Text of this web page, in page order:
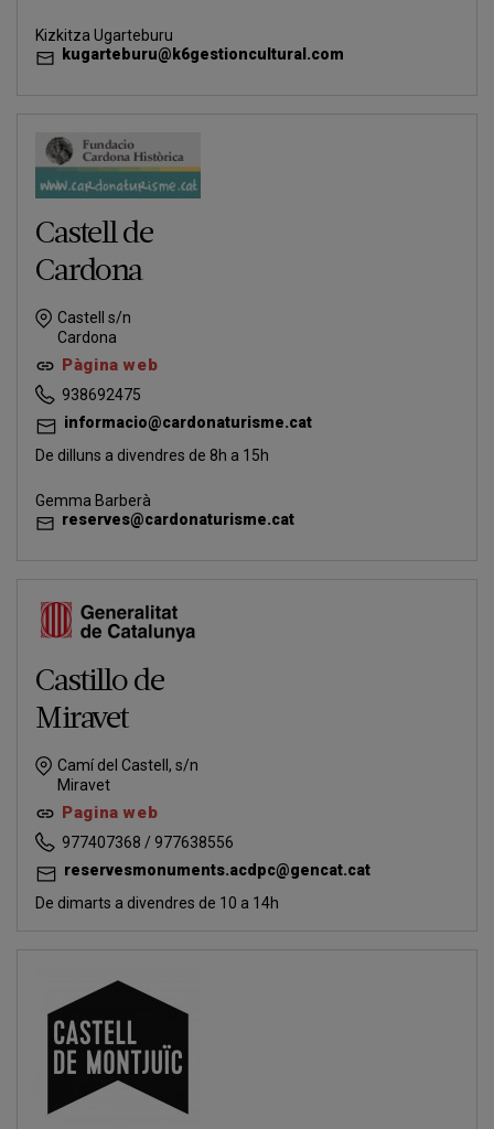
Kizkitza Ugarteburu
kugarteburu@k6gestioncultural.com
Castell de
Cardona
Castell s/n
Cardona
Pàgina web
938692475
informacio@cardonaturisme.cat
De dilluns a divendres de 8h a 15h
Gemma Barberà
reserves@cardonaturisme.cat
Castillo de
Miravet
Camí del Castell, s/n
Miravet
Pagina web
977407368 / 977638556
reservesmonuments.acdpc@gencat.cat
De dimarts a divendres de 10 a 14h